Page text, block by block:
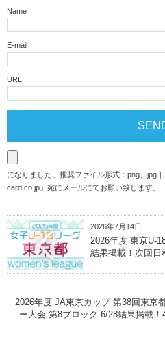
Name
E-mail
URL
になりました。推奨ファイル形式：png、jpg
card.co.jp 」宛にメールにてお願い致します。
2026年7月14日
2026年度 東京U-
結果掲載！次回日
2026年度 JA東京カップ 第38回東京
ー大会 第8ブロック 6/28結果掲載！